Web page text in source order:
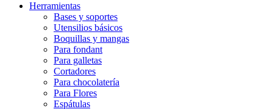
Herramientas
Bases y soportes
Utensilios básicos
Boquillas y mangas
Para fondant
Para galletas
Cortadores
Para chocolatería
Para Flores
Espátulas